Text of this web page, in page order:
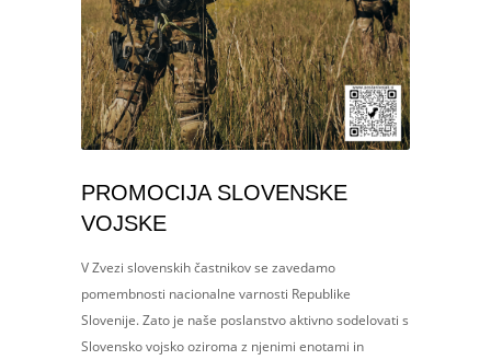
PROMOCIJA SLOVENSKE
VOJSKE
V Zvezi slovenskih častnikov se zavedamo
pomembnosti nacionalne varnosti Republike
Slovenije. Zato je naše poslanstvo aktivno sodelovati s
Slovensko vojsko oziroma z njenimi enotami in